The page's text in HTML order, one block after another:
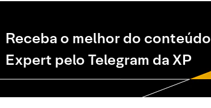
Receba o melhor do conteúdo
Expert pelo Telegram da XP